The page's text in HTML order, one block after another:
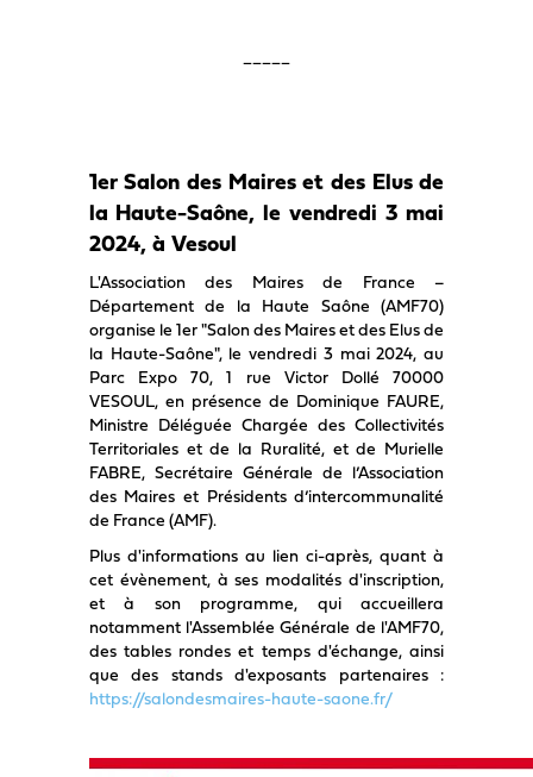
1er Salon des Maires et des Elus de
la Haute-Saône, le vendredi 3 mai
2024, à Vesoul
L'Association des Maires de France –
Département de la Haute Saône (AMF70)
organise le 1er "Salon des Maires et des Elus de
la Haute-Saône", le vendredi 3 mai 2024, au
Parc Expo 70, 1 rue Victor Dollé 70000
VESOUL, en présence de Dominique FAURE,
Ministre Déléguée Chargée des Collectivités
Territoriales et de la Ruralité, et de Murielle
FABRE, Secrétaire Générale de l’Association
des Maires et Présidents d’intercommunalité
de France (AMF).
Plus d'informations au lien ci-après, quant à
cet évènement, à ses modalités d'inscription,
et à son programme, qui accueillera
notamment l'Assemblée Générale de l'AMF70,
des tables rondes et temps d'échange, ainsi
que des stands d'exposants partenaires :
https://salondesmaires-haute-saone.fr/